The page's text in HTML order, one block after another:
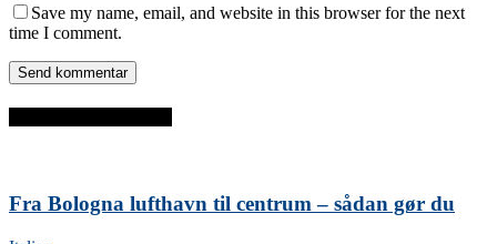
Save my name, email, and website in this browser for the next
time I comment.
Fra Bologna lufthavn til centrum – sådan gør du